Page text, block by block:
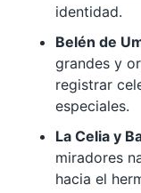
identidad.
Belén de
grandes y
registrar
especiales.
La Celia y
miradores
hacia el